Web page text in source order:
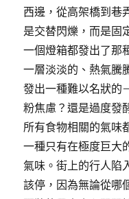
西邊，從高架橋到巷
是交替閃爍，而是固
一個燈箱都發出了那
一層淡淡的、熱氣騰
發出一種難以名狀
粉焦慮？還是過度發
所有食物相關的氣味
一種只有在極度巨大
氣味。街上的行人陷
該停，因為無論從哪